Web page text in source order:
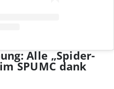
Alle „Spider-
SPUMC dank